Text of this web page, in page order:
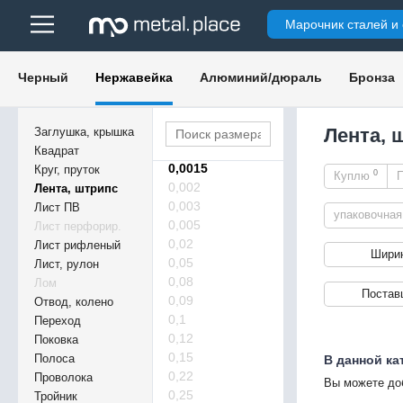
Марочник сталей и
Черный Нержавейка Алюминий/дюраль Бронза
Заглушка, крышка
Квадрат
Круг, пруток
Лента, штрипс
Лист ПВ
Лист перфорир.
Лист рифленый
Лист, рулон
Лом
Отвод, колено
Переход
Поковка
Полоса
Проволока
Тройник
0,01
0,03
0,2
0,4
0,7
1,3
0,0015
0,002
0,003
0,005
0,02
0,05
0,08
0,09
0,1
0,12
0,15
0,22
0,25
Лента,
Куплю 0
В данной
Вы можете